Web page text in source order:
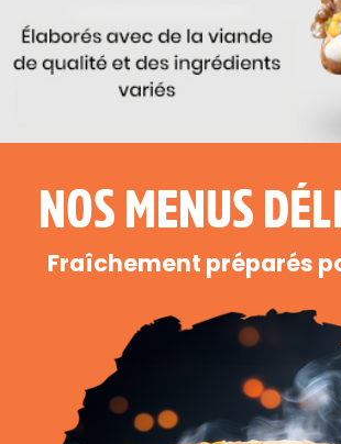
NOS MENUS
Fraîchement préparés